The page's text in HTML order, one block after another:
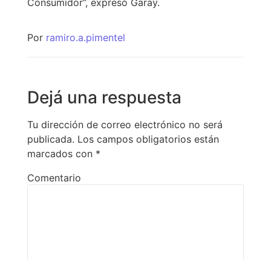
Consumidor”, expresó Garay.
Por ramiro.a.pimentel
Dejá una respuesta
Tu dirección de correo electrónico no será
publicada. Los campos obligatorios están
marcados con *
Comentario